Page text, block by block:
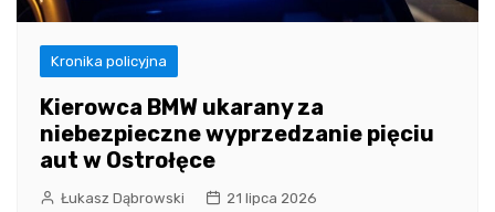
Kronika policyjna
Kierowca BMW ukarany za
niebezpieczne wyprzedzanie pięciu
aut w Ostrołęce
Łukasz Dąbrowski 21 lipca 2026